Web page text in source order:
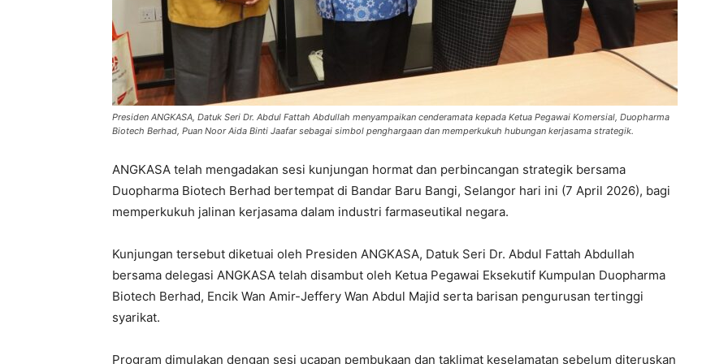
Presiden ANGKASA, Datuk Seri Dr. Abdul Fattah Abdullah menyampaikan cenderamata kepada Ketua Pegawai Komersial, Duopharma
Biotech Berhad, Puan Noor Aida Binti Jaafar sebagai simbol penghargaan dan memperkukuh hubungan kerjasama strategik.
ANGKASA telah mengadakan sesi kunjungan hormat dan perbincangan strategik bersama
Duopharma Biotech Berhad bertempat di Bandar Baru Bangi, Selangor hari ini (7 April 2026), bagi
memperkukuh jalinan kerjasama dalam industri farmaseutikal negara.
Kunjungan tersebut diketuai oleh Presiden ANGKASA, Datuk Seri Dr. Abdul Fattah Abdullah
bersama delegasi ANGKASA telah disambut oleh Ketua Pegawai Eksekutif Kumpulan Duopharma
Biotech Berhad, Encik Wan Amir-Jeffery Wan Abdul Majid serta barisan pengurusan tertinggi
syarikat.
Program dimulakan dengan sesi ucapan pembukaan dan taklimat keselamatan sebelum diteruskan